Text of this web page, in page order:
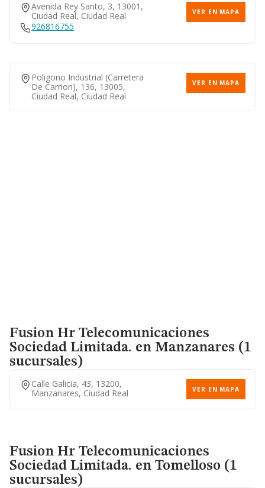
Avenida Rey Santo, 3, 13001,
Ciudad Real, Ciudad Real
VER EN MAPA
926816755
Poligono Industrial (carretera
De Carrion), 136, 13005,
Ciudad Real, Ciudad Real
VER EN MAPA
Fusion Hr Telecomunicaciones
Sociedad Limitada. en Manzanares (1
sucursales)
Calle Galicia, 43, 13200,
Manzanares, Ciudad Real
VER EN MAPA
Fusion Hr Telecomunicaciones
Sociedad Limitada. en Tomelloso (1
sucursales)